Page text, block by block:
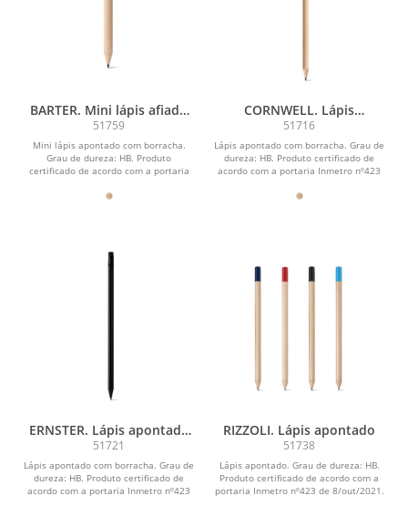
BARTER. Mini lápis afiado
com borracha
51759
Mini lápis apontado com borracha.
Grau de dureza: HB. Produto
certificado de acordo com a portaria
CORNWELL. Lápis
apontado com borracha
51716
Lápis apontado com borracha. Grau de
dureza: HB. Produto certificado de
acordo com a portaria Inmetro nº423
ERNSTER. Lápis apontado
com borracha
51721
Lápis apontado com borracha. Grau de
dureza: HB. Produto certificado de
acordo com a portaria Inmetro nº423
RIZZOLI. Lápis apontado
51738
Lápis apontado. Grau de dureza: HB.
Produto certificado de acordo com a
portaria Inmetro nº423 de 8/out/2021.